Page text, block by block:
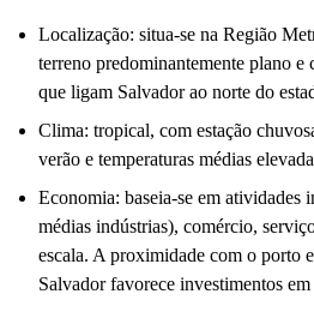
Localização: situa-se na Região
terreno predominantemente plano e
que ligam Salvador ao norte do
Clima: tropical, com estação
verão e temperaturas médias
Economia: baseia-se em atividades
médias indústrias), comércio,
escala. A proximidade com o porto
Salvador favorece investimentos